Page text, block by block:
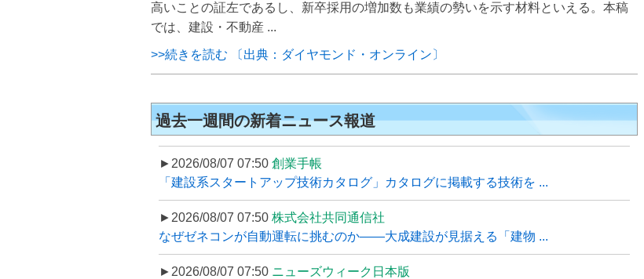
高いことの証左であるし、新卒採用の増加数も業績の勢いを示す材料といえる。本稿
では、建設・不動産 ...
>>続きを読む 〔出典：ダイヤモンド・オンライン〕
過去一週間の新着ニュース報道
►2026/08/07 07:50 創業手帳
「建設系スタートアップ技術カタログ」カタログに掲載する技術を ...
►2026/08/07 07:50 株式会社共同通信社
なぜゼネコンが自動運転に挑むのか――大成建設が見据える「建物 ...
►2026/08/07 07:50 ニューズウィーク日本版